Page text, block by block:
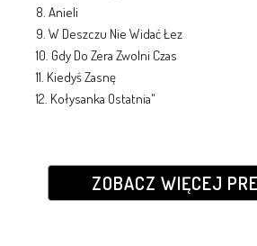
8. Anieli
9. W Deszczu Nie Widać Łez
10. Gdy Do Zera Zwolni Czas
11. Kiedyś Zasnę
12. Kołysanka Ostatnia"
ZOBACZ WIĘCEJ